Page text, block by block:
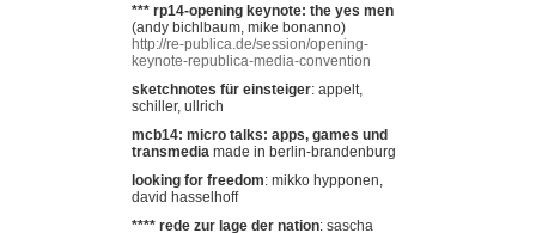
*** rp14-opening keynote: the yes men
(andy bichlbaum, mike bonanno)
http://re-publica.de/session/opening-
keynote-republica-media-convention
sketchnotes für einsteiger: appelt,
schiller, ullrich
mcb14: micro talks: apps, games und
transmedia made in berlin-brandenburg
looking for freedom: mikko hypponen,
david hasselhoff
**** rede zur lage der nation: sascha